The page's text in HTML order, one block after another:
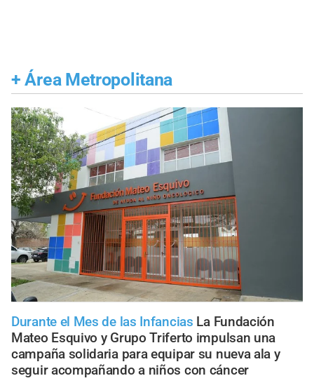
+ Área Metropolitana
Durante el Mes de las Infancias La Fundación
Mateo Esquivo y Grupo Triferto impulsan una
campaña solidaria para equipar su nueva ala y
seguir acompañando a niños con cáncer